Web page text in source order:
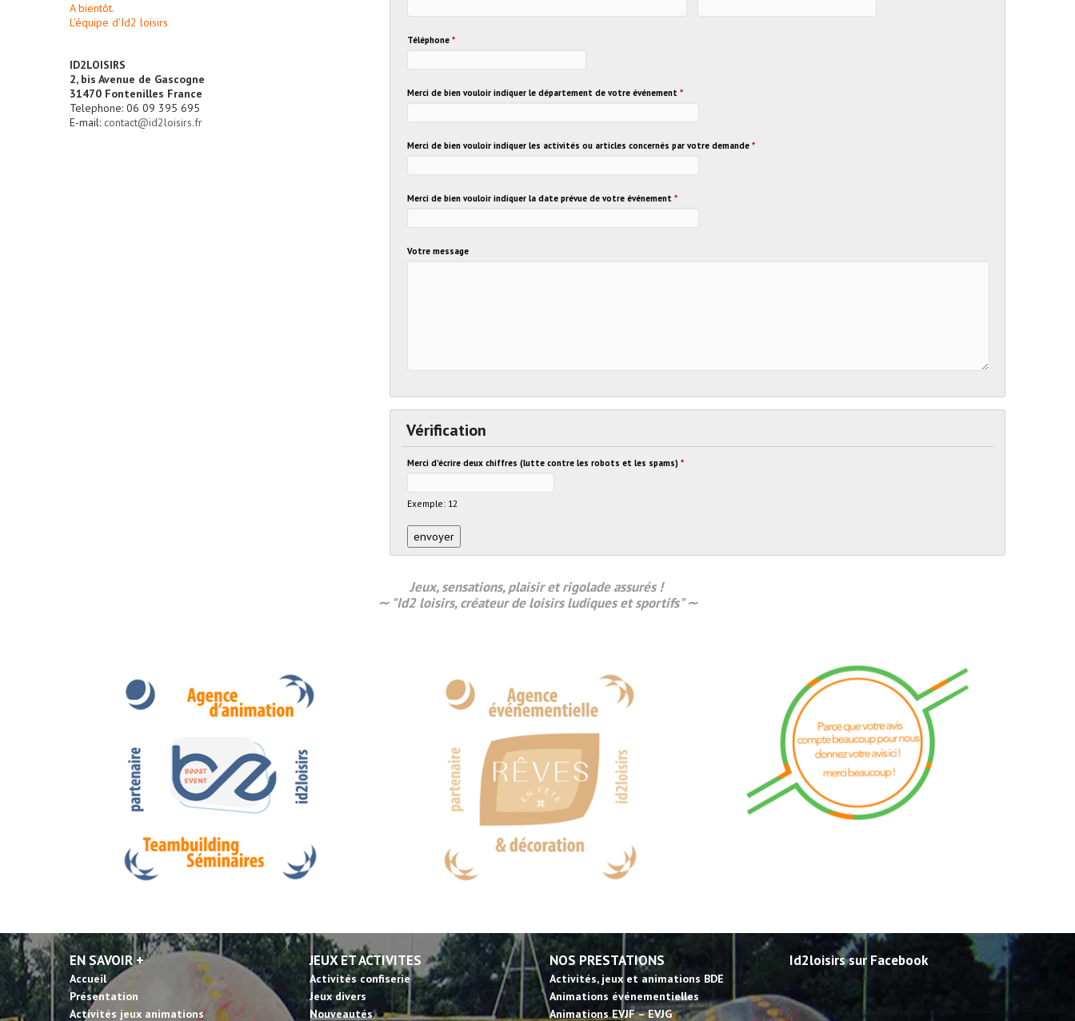
A bientôt.
L'équipe d'Id2 loisirs
ID2LOISIRS
2, bis Avenue de Gascogne
31470 Fontenilles France
Telephone: 06 09 395 695
E-mail: contact@id2loisirs.fr
Téléphone*
Merci de bien vouloir indiquer le département de votre événement*
Merci de bien vouloir indiquer les activités ou articles concernés par votre demande*
Merci de bien vouloir indiquer la date prévue de votre événement*
Votre message
Vérification
Merci d'écrire deux chiffres (lutte contre les robots et les spams)*
Exemple: 12
Jeux, sensations,plaisiret rigolade assurés !
∼ "Id2 loisirs, créateur de loisirs ludiques et sportifs" ∼
EN SAVOIR +
Accueil
Présentation
Activités jeux animations
JEUX ET ACTIVITES
Activités confiserie
Jeux divers
Nouveautés
NOS PRESTATIONS
Activités, jeux et animations BDE
Animations événementielles
Animations EVJF – EVJG
Id2loisirs sur Facebook